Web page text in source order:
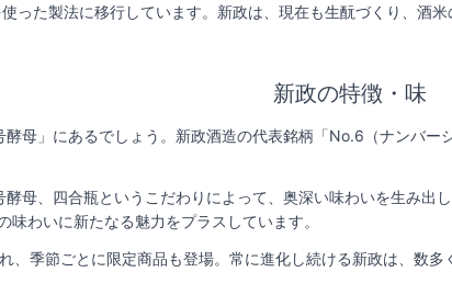
った製法に移行しています。新政は、現在も生酛づくり、酒
新政の特徴・味
母」にあるでしょう。新政酒造の代表銘柄「No.6（ナンバ
母、四合瓶というこだわりによって、奥深い味わいを生み出
味わいに新たなる魅力をプラスしています。
、季節ごとに限定商品も登場。常に進化し続ける新政は、数